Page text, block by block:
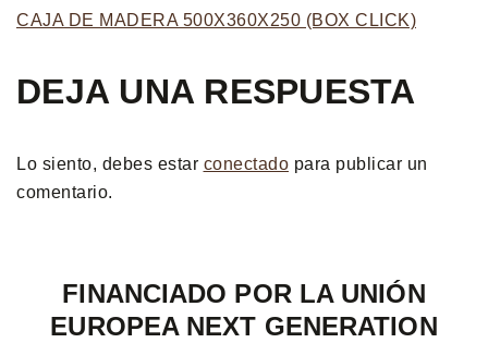
CAJA DE MADERA 500X360X250 (BOX CLICK)
DEJA UNA RESPUESTA
Lo siento, debes estar conectado para publicar un
comentario.
FINANCIADO POR LA UNIÓN
EUROPEA NEXT GENERATION